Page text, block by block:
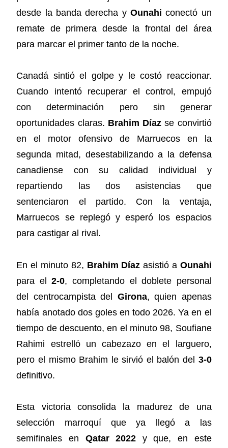
desde la banda derecha y Ounahi conectó un
remate de primera desde la frontal del área
para marcar el primer tanto de la noche.
Canadá sintió el golpe y le costó reaccionar.
Cuando intentó recuperar el control, empujó
con determinación pero sin generar
oportunidades claras. Brahim Díaz se convirtió
en el motor ofensivo de Marruecos en la
segunda mitad, desestabilizando a la defensa
canadiense con su calidad individual y
repartiendo las dos asistencias que
sentenciaron el partido. Con la ventaja,
Marruecos se replegó y esperó los espacios
para castigar al rival.
En el minuto 82, Brahim Díaz asistió a Ounahi
para el2-0, completando el doblete personal
del centrocampista del Girona, quien apenas
había anotado dos goles en todo 2026. Ya en el
tiempo de descuento, en el minuto 98, Soufiane
Rahimi estrelló un cabezazo en el larguero,
pero el mismo Brahim le sirvió el balón del 3-0
definitivo.
Esta victoria consolida la madurez de una
selección marroquí que ya llegó a las
semifinales en Qatar 2022 y que, en este